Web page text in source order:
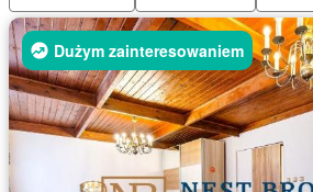
Dużym zainteresowaniem